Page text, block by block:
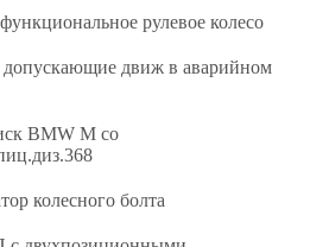
рулевое колесо
движ в аварийном
BMW М со
колесного болта